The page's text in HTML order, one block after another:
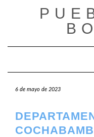
6 de mayo de 2023